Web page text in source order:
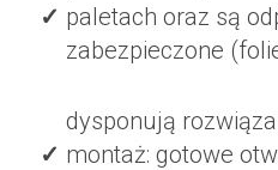
paletach oraz są
zabezpieczone
dysponują
montaż: gotowe